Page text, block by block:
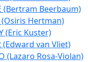
(Bertram Beerbaum)
(Osiris Hertman)
(Eric Kuster)
(Edward van Vliet)
(Lazaro Rosa-Violan)